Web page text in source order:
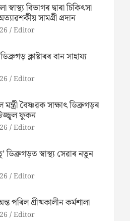
বিভাগৰ দ্বাৰা চিকিৎসা
সামগ্ৰী প্ৰদান
Editor
ক্লাষ্টাৰৰ বান সাহায্য
Editor
বৈষ্ণৱক সাক্ষাৎ ডিব্ৰুগড়ৰ
ফুকন
Editor
ডিব্ৰুগড়ত স্বাস্থ্য সেৱাৰ নতুন
Editor
পৰিল গ্ৰীষ্মকালীন কৰ্মশালা
Editor